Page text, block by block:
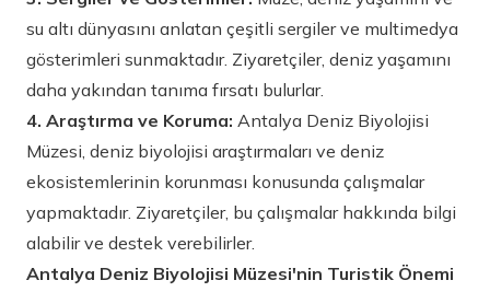
su altı dünyasını anlatan çeşitli sergiler ve multimedya
gösterimleri sunmaktadır. Ziyaretçiler, deniz yaşamını
daha yakından tanıma fırsatı bulurlar.
4. Araştırma ve Koruma: Antalya Deniz Biyolojisi
Müzesi, deniz biyolojisi araştırmaları ve deniz
ekosistemlerinin korunması konusunda çalışmalar
yapmaktadır. Ziyaretçiler, bu çalışmalar hakkında bilgi
alabilir ve destek verebilirler.
Antalya Deniz Biyolojisi Müzesi'nin Turistik Önemi